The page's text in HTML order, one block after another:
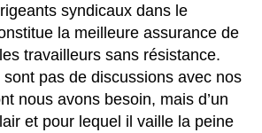
syndicaux dans le
la meilleure assurance de
travailleurs sans résistance.
sont pas de discussions avec nos
nous avons besoin, mais d’un
et pour lequel il vaille la peine